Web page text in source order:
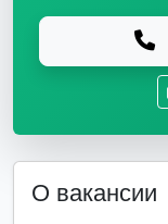
О вакансии